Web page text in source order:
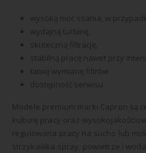
wysoką moc ssania, w
wydajną turbinę,
skuteczną filtrację,
stabilną pracę nawet przy
łatwą wymianę filtrów
dostępność serwisu.
Modele premium marki Capron są
kulturę pracy oraz
regulowana pracy na sucho lub
strzykawka spray, powietrze i